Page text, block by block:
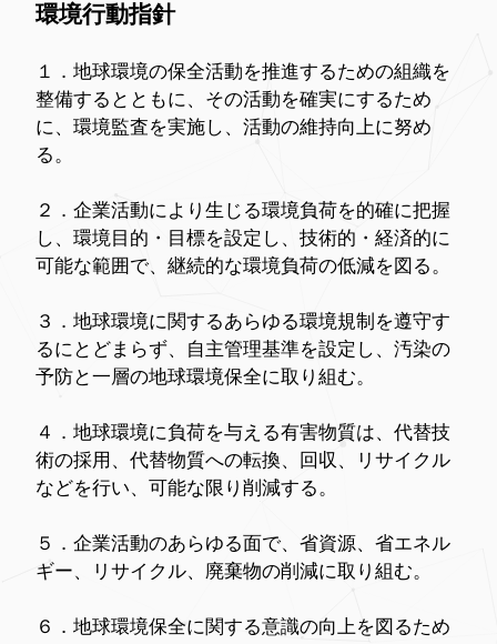
環境行動指針
１．地球環境の保全活動を推進するための組織を
整備するとともに、その活動を確実にするため
に、環境監査を実施し、活動の維持向上に努め
る。
２．企業活動により生じる環境負荷を的確に把握
し、環境目的・目標を設定し、技術的・経済的に
可能な範囲で、継続的な環境負荷の低減を図る。
３．地球環境に関するあらゆる環境規制を遵守す
るにとどまらず、自主管理基準を設定し、汚染の
予防と一層の地球環境保全に取り組む。
４．地球環境に負荷を与える有害物質は、代替技
術の採用、代替物質への転換、回収、リサイクル
などを行い、可能な限り削減する。
５．企業活動のあらゆる面で、省資源、省エネル
ギー、リサイクル、廃棄物の削減に取り組む。
６．地球環境保全に関する意識の向上を図るため